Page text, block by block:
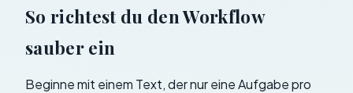
So richtest du den Workflow
sauber ein
Beginne mit einem Text, der nur eine Aufgabe pro